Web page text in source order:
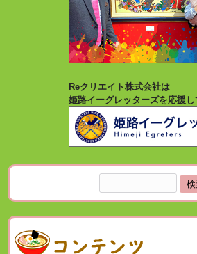
Reクリエイト株式会社は
姫路イーグレッターズを応援
索: